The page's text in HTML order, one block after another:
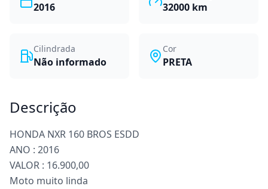
2016 32000 km
Cilindrada
Não informado
Cor
PRETA
Descrição
HONDA NXR 160 BROS ESDD
ANO : 2016
VALOR : 16.900,00
Moto muito linda